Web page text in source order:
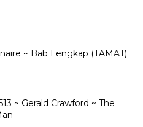
~ Bab Lengkap (TAMAT)
~ Gerald Crawford ~ The